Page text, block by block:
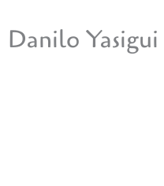
para
Danilo Yasigui